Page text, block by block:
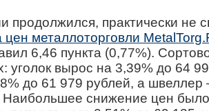
продолжился, практически не
цен металлоторговли
6,46 пункта (0,77%).
уголок вырос на 3,39% до 64
до 61 979 рублей, а швеллер
Наибольшее снижение цен было